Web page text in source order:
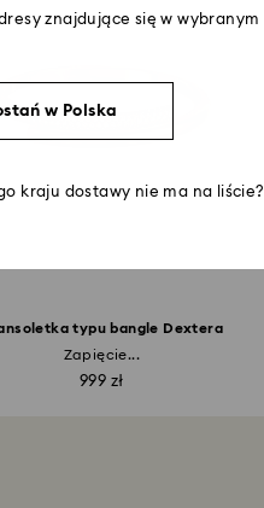
typu bangle Dextera
Zapięcie...
999 zł
znajdujące się w wybranym
w Polska
kraju dostawy nie ma na liście?